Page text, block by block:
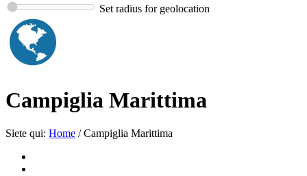
Set radius for geolocation
Campiglia Marittima
Siete qui: Home / Campiglia Marittima